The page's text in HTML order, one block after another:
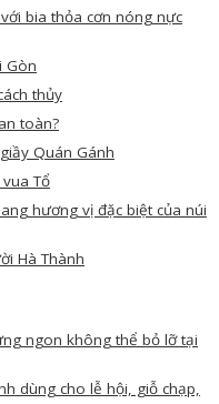
bia thỏa cơn nóng nực
Gòn
thủy
toàn?
Quán Gánh
Tổ
hương vị đặc biệt của núi
Hà Thành
ngon không thể bỏ lỡ tại
dùng cho lễ hội, giỗ chạp,